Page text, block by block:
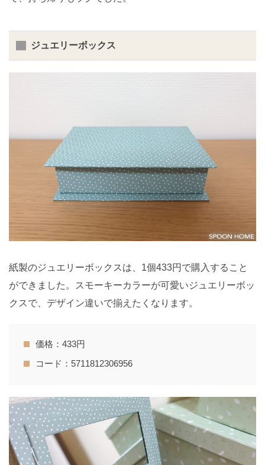
ジュエリーボックス
紙製のジュエリーボックスは、1個433円で購入すること
ができました。スモーキーカラーが可愛いジュエリーボッ
クスで、デザイン違いで揃えたくなります。
価格：433円
コード：5711812306956